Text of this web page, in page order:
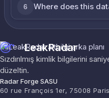
6 Where does this
LeakRadar
Sızdırılmış kimlik bilgilerini
düzeltin.
Radar Forge SASU
60 rue François 1er, 75008